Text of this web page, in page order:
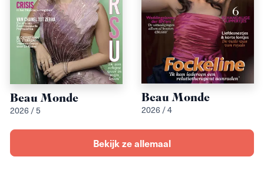
Beau Monde
2026 / 5
Beau Monde
2026 / 4
Bekijk ze allemaal